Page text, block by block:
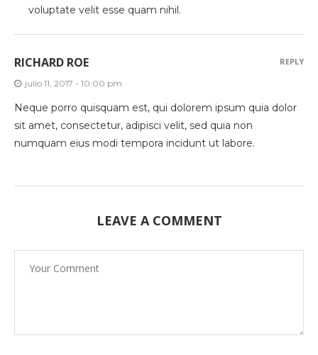
voluptate velit esse quam nihil.
RICHARD ROE
julio 11, 2017 - 10:00 pm
Neque porro quisquam est, qui dolorem ipsum quia dolor
sit amet, consectetur, adipisci velit, sed quia non
numquam eius modi tempora incidunt ut labore.
REPLY
LEAVE A COMMENT